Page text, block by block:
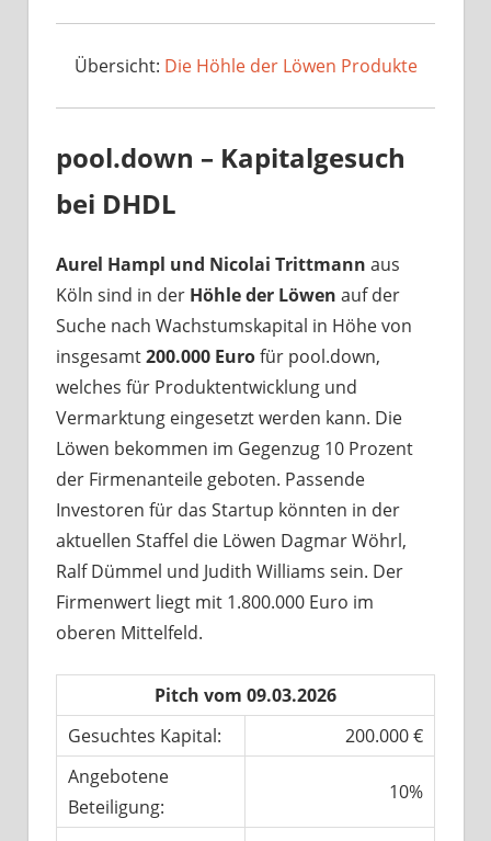
Übersicht: Die Höhle der Löwen Produkte
pool.down – Kapitalgesuch
bei DHDL
Aurel Hampl und Nicolai Trittmann aus
Köln sind in der Höhle der Löwen auf der
Suche nach Wachstumskapital in Höhe von
insgesamt200.000 Eurofür pool.down,
welches für Produktentwicklung und
Vermarktung eingesetzt werden kann. Die
Löwen bekommen im Gegenzug 10 Prozent
der Firmenanteile geboten. Passende
Investoren für das Startup könnten in der
aktuellen Staffel die Löwen Dagmar Wöhrl,
Ralf Dümmel und Judith Williams sein. Der
Firmenwert liegt mit 1.800.000 Euro im
oberen Mittelfeld.
Pitch vom 09.03.2026
Gesuchtes Kapital:
200.000 €
Angebotene
Beteiligung:
10%